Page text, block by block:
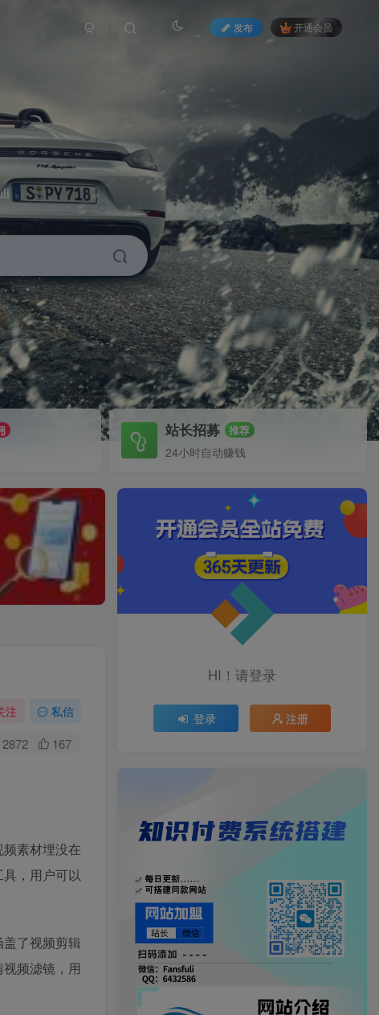
发布 开通会员
站长招募 推荐
24小时自动赚钱
注 私信
2872 167
素材埋没在
，用户可以
了视频剪辑
频滤镜，用
HI！请登录
登录 注册